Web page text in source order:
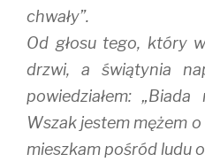
chwały”.
Od głosu tego, który
drzwi, a świątynia
powiedziałem:
Wszak jestem mężem
mieszkam pośród ludu